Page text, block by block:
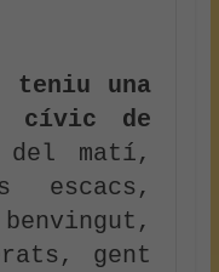
teniu una
cívic de
matí,
escacs,
gent